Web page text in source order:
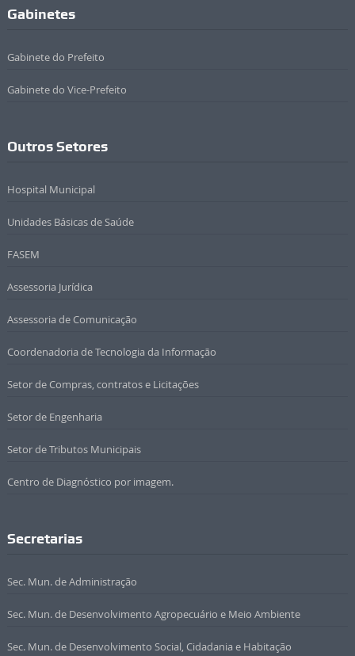
Gabinetes
Gabinete do Prefeito
Gabinete do Vice-Prefeito
Outros Setores
Hospital Municipal
Unidades Básicas de Saúde
FASEM
Assessoria Jurídica
Assessoria de Comunicação
Coordenadoria de Tecnologia da Informação
Setor de Compras, contratos e Licitações
Setor de Engenharia
Setor de Tributos Municipais
Centro de Diagnóstico por imagem.
Secretarias
Sec. Mun. de Administração
Sec. Mun. de Desenvolvimento Agropecuário e Meio Ambiente
Sec. Mun. de Desenvolvimento Social, Cidadania e Habitação